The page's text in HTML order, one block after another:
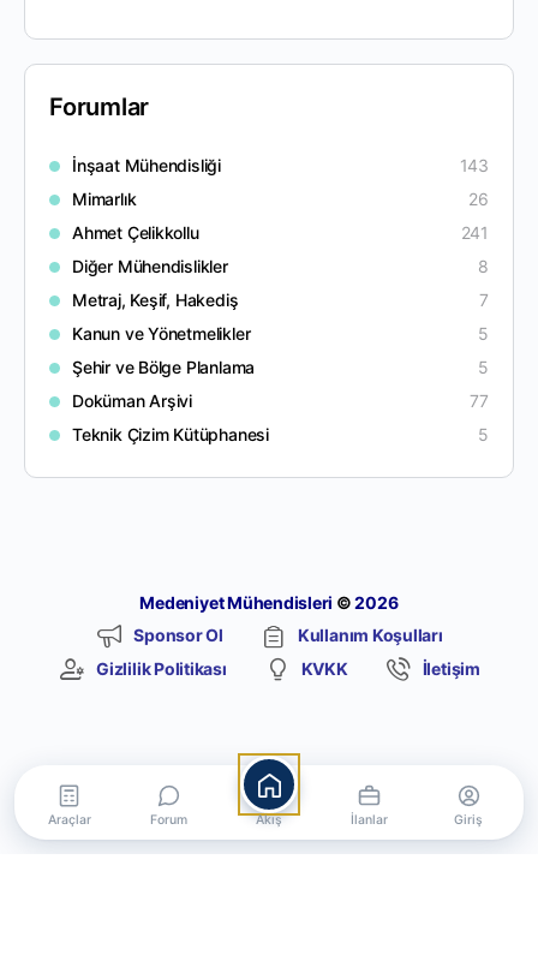
Forumlar
İnşaat Mühendisliği
143
Mimarlık
26
Ahmet Çelikkollu
241
Diğer Mühendislikler
8
Metraj, Keşif, Hakediş
7
Kanun ve Yönetmelikler
5
Şehir ve Bölge Planlama
5
Doküman Arşivi
77
Teknik Çizim Kütüphanesi
5
Medeniyet Mühendisleri © 2026
Sponsor Ol
Kullanım Koşulları
Gizlilik Politikası
KVKK İletişim
Araçlar Forum Akış İlanlar Giriş